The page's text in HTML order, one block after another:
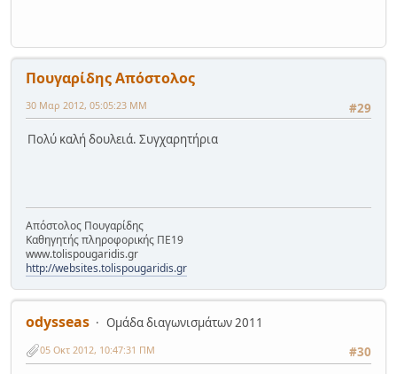
Πουγαρίδης Απόστολος
#29
30 Μαρ 2012, 05:05:23 ΜΜ
Πολύ καλή δουλειά. Συγχαρητήρια
Απόστολος Πουγαρίδης
Καθηγητής πληροφορικής ΠΕ19
www.tolispougaridis.gr
http://websites.tolispougaridis.gr
odysseas
Ομάδα διαγωνισμάτων 2011
#30
05 Οκτ 2012, 10:47:31 ΠΜ